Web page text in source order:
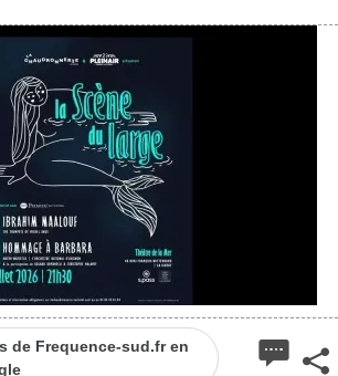
de Frequence-sud.fr en